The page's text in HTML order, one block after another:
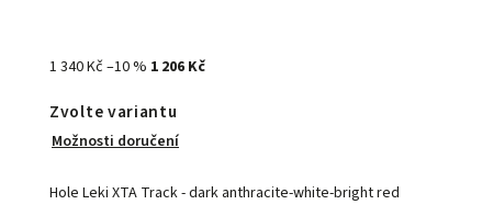
1 340 Kč–10 % 1 206 Kč
Zvolte variantu
Možnosti doručení
Hole Leki XTA Track - dark anthracite-white-bright red